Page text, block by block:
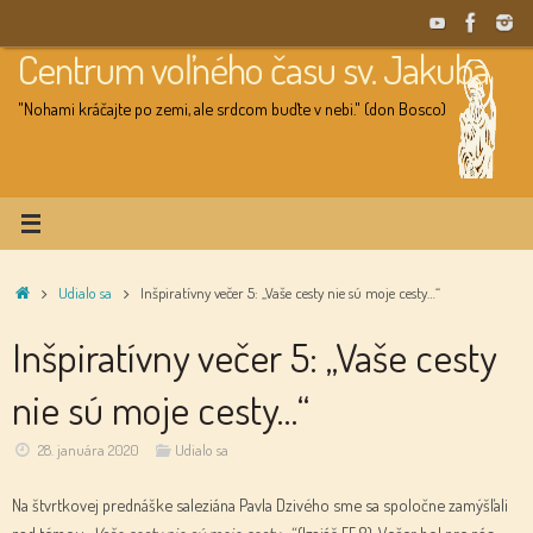
to
content
Centrum voľného času sv. Jakuba
"Nohami kráčajte po zemi, ale srdcom buďte v nebi." (don Bosco)
HomeUdialo sa Inšpiratívny večer 5: „Vaše cesty nie sú moje cesty…“
Inšpiratívny večer 5: „Vaše cesty
nie sú moje cesty…“
28. januára 2020 Udialo sa
Na štvrtkovej prednáške saleziána Pavla Dzivého sme sa spoločne zamýšľali